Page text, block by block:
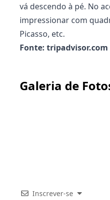
vá descendo à pé. No
impressionar com
Picasso, etc.
Fonte: tripadvisor.com
Galeria de
Inscrever-se